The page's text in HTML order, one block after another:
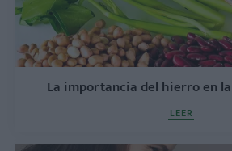
La importancia del hierro en
LEER